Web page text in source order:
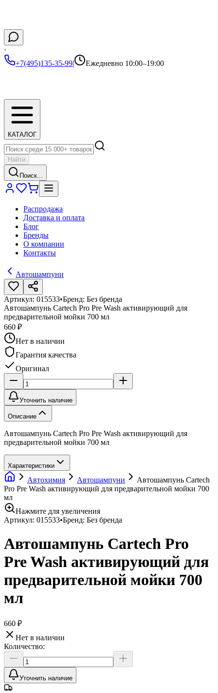
·
+7(495)135-35-99| Ежедневно 10:00–19:00
КАТАЛОГ
Найти
Поиск...
Распродажа
Доставка и оплата
Блог
Бренды
О компании
Контакты
Автошампуни
Артикул: 015533•Бренд: Без бренда
Автошампунь Cartech Pro Pre Wash активирующий для
предварительной мойки 700 мл
660 ₽
Нет в наличии
Гарантия качества
Оригинал
Уточнить наличие
Описание
Автошампунь Cartech Pro Pre Wash активирующий для
предварительной мойки 700 мл
Характеристики
Автохимия Автошампуни
Автошампунь Cartech
Pro Pre Wash активирующий для предварительной мойки 700
мл
Нажмите для увеличения
Артикул: 015533•Бренд: Без бренда
Автошампунь Cartech Pro
Pre Wash активирующий для
предварительной мойки 700
мл
660 ₽
Нет в наличии
Количество:
Уточнить наличие